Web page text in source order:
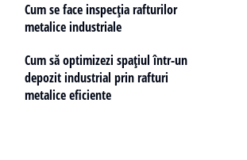
Cum se face inspecția rafturilor
metalice industriale
Cum să optimizezi spațiul într-un
depozit industrial prin rafturi
metalice eficiente